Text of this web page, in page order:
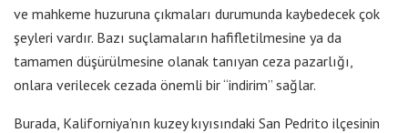
ve mahkeme huzuruna çıkmaları durumunda kaybedecek çok
şeyleri vardır. Bazı suçlamaların hafifletilmesine ya da
tamamen düşürülmesine olanak tanıyan ceza pazarlığı,
onlara verilecek cezada önemli bir “indirim” sağlar.
Burada, Kaliforniya’nın kuzey kıyısındaki San Pedrito ilçesinin